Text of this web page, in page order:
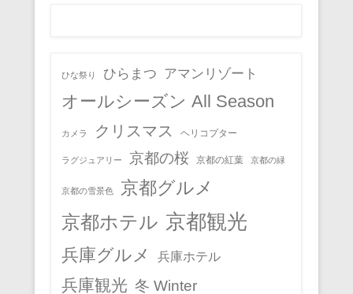
ひな祭り ひらまつ アマンリゾート
オールシーズン All Season
カメラ クリスマス ヘリコプター
ラグジュアリー 京都の桜 京都の紅葉 京都の緑
京都の雪景色 京都グルメ
京都ホテル 京都観光
兵庫グルメ 兵庫ホテル
兵庫観光 冬 Winter